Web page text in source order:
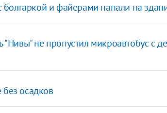
и файерами напали на
"Нивы" не пропустил микроавтобус с
осадков